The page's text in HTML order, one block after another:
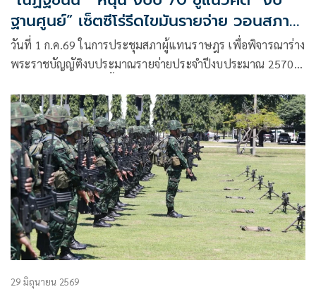
ฐานศูนย์” เซ็ตซีโร่รีดไขมันรายจ่าย วอนสภา
หยุดสาดโคลน ยอมรับความจริงเรื่องกู้เงิน
เพื่ออนาคตประเทศ
วันที่ 1 ก.ค.69 ในการประชุมสภาผู้แทนราษฎร เพื่อพิจารณาร่าง
พระราชบัญญัติงบประมาณรายจ่ายประจำปีงบประมาณ 2570
อภิปรายสนับสนุนร่างกร่างงบประมาณ ว่า งบประมาณฉบับนี้
ไม่ใช่ “งบประมาณที่ไร้อนาคต” ตามที่สมาชิกบางส่วนกล่าวหา
29 มิถุนายน 2569